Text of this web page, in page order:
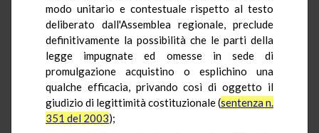
modo unitario e contestuale rispetto al testo
deliberato dall'Assemblea regionale, preclude
definitivamente la possibilità che le parti della
legge impugnate ed omesse in sede di
promulgazione acquistino o esplichino una
qualche efficacia, privando così di oggetto il
giudizio di legittimità costituzionale (sentenza n.
351 del 2003);